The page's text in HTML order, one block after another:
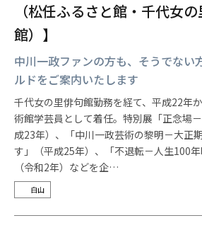
（松任ふるさと館・千代女
館）】
中川一政ファンの方も、そうでない
ルドをご案内いたします
千代女の里俳句館勤務を経て、平成22年
術館学芸員として着任。特別展「正念場
成23年）、「中川一政芸術の黎明－大正
す」（平成25年）、「不退転－人生100年
（令和2年）などを企…
白山